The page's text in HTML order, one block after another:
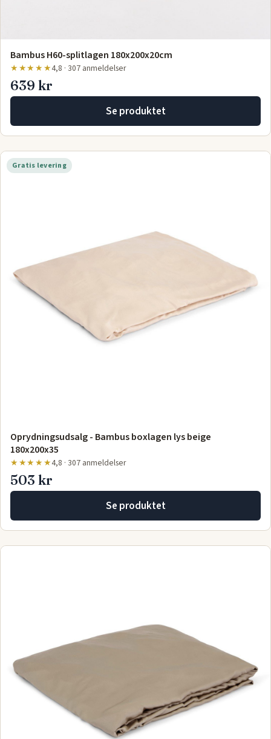
Bambus H60-splitlagen 180x200x20cm
★★★★★4,8 · 307 anmeldelser
639 kr
Se produktet
Gratis levering
Oprydningsudsalg - Bambus boxlagen lys beige
180x200x35
★★★★★4,8 · 307 anmeldelser
503 kr
Se produktet